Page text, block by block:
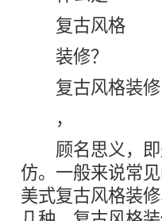
复古风格
装修？
复古风格装修
，
顾名思义，即
仿。一般来说常
美式复古风格装